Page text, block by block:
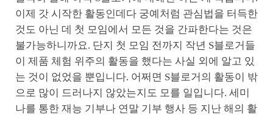
이제 갓 시작한 활동인데다 궁예처럼 관심법을 터득한
것도 아닌 데 첫 모임에서 모든 것을 간파한다는 것은
불가능하니까요. 단지 첫 모임 전까지 작년 S블로거들
이 제품 체험 위주의 활동을 했다는 사실 외에 알고 있
는 것이 없었을 뿐입니다. 어쩌면 S블로거의 활동이 밖
으로 많이 드러나지 않았는지도 모를 일입니다. 세미
나를 통한 재능 기부나 연말 기부 행사 등 지난 해의 활